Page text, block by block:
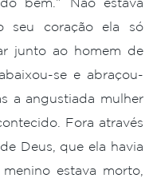
seu coração ela só
junto ao homem de
se e abraçou-
a angustiada mulher
Fora através
Deus, que ela havia
estava morto,